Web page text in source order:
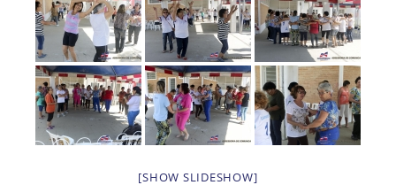
[SHOW SLIDESHOW]